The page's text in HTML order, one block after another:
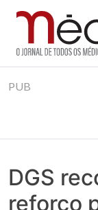
to
Jornal Médico
Médico – O
realmente
PUB
DGS
reforço